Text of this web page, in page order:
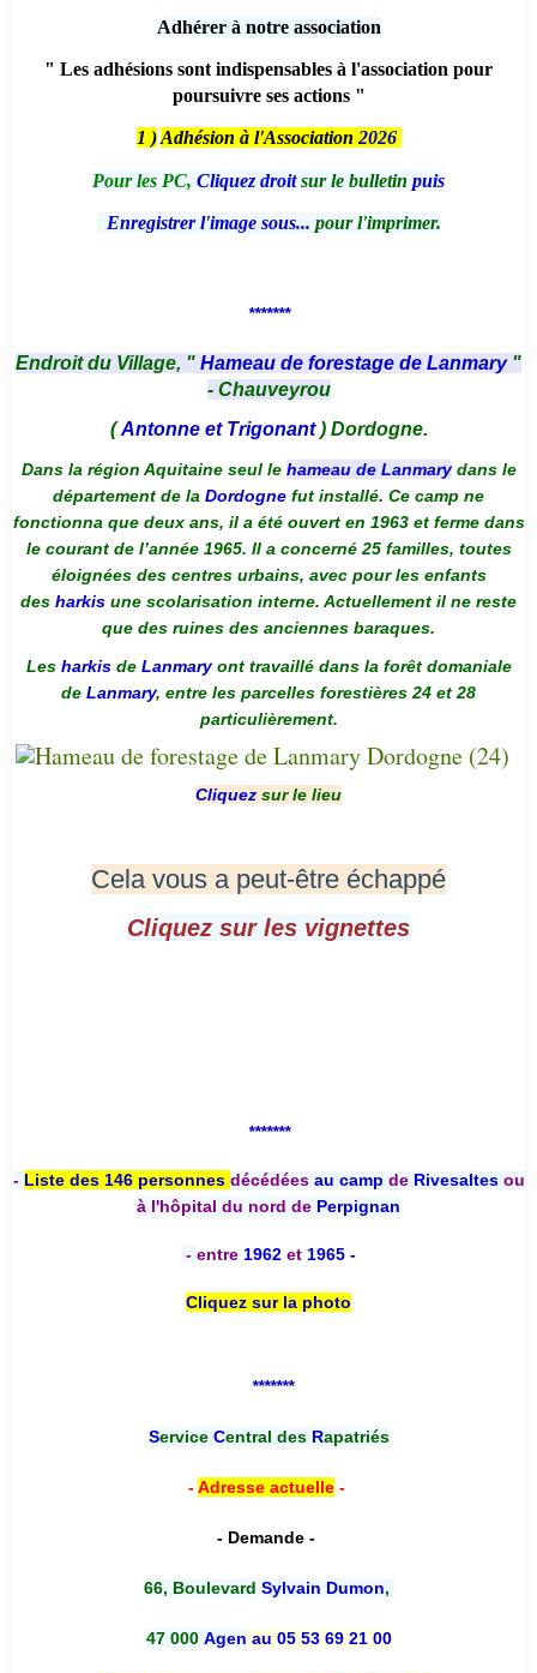
Adhérer à notre association
" Les adhésions sont indispensables à l'association pour
poursuivre ses actions "
1 ) Adhésion à l'Association 2026
Pour les PC, Cliquez droitsur le bulletin puis
Enregistrer l'image sous... pour l'imprimer.
*******
Endroit du Village, " Hameau de forestage de Lanmary "
- Chauveyrou
(Antonne et Trigonant) Dordogne.
Dans la région Aquitaine seul le hameau de Lanmarydans le
département de la Dordogne fut installé. Ce camp ne
fonctionna que deux ans, il a été ouvert en 1963 et ferme dans
le courant de l’année 1965. Il a concerné 25 familles, toutes
éloignées des centres urbains, avec pour les enfants
des harkis une scolarisation interne. Actuellement il ne reste
que des ruines des anciennes baraques.
Les harkis de Lanmaryont travaillé dans la forêt domaniale
de Lanmary, entre les parcelles forestières 24 et 28
particulièrement.
Cliquez sur le lieu
Cela vous a peut-être échappé
Cliquez sur les vignettes
*******
- Liste des 146 personnes décédées au camp deRivesaltesou
à l'hôpital du nord de Perpignan
- entre 1962 et 1965 -
Cliquez sur la photo
*******
Service Central desRapatriés
-Adresse actuelle-
- Demande -
66, Boulevard Sylvain Dumon,
47 000 Agen au 05 53 69 21 00